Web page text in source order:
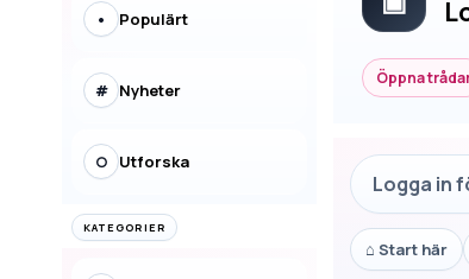
• Populärt
# Nyheter
○ Utforska
KATEGORIER
Öppna
Logga in
⌂ Start här